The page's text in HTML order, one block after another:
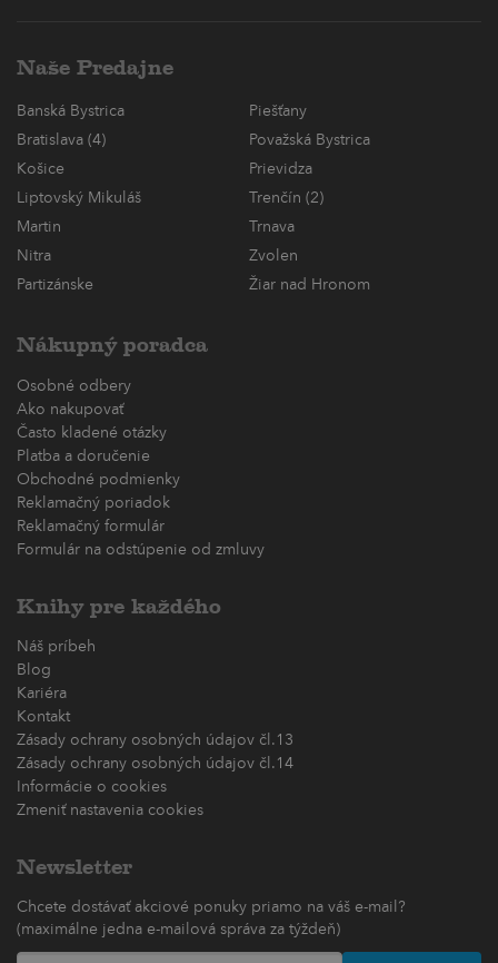
Naše Predajne
Banská Bystrica
Piešťany
Bratislava (4)
Považská Bystrica
Košice
Prievidza
Liptovský Mikuláš
Trenčín (2)
Martin
Trnava
Nitra
Zvolen
Partizánske
Žiar nad Hronom
Nákupný poradca
Osobné odbery
Ako nakupovať
Často kladené otázky
Platba a doručenie
Obchodné podmienky
Reklamačný poriadok
Reklamačný formulár
Formulár na odstúpenie od zmluvy
Knihy pre každého
Náš príbeh
Blog
Kariéra
Kontakt
Zásady ochrany osobných údajov čl.13
Zásady ochrany osobných údajov čl.14
Informácie o cookies
Zmeniť nastavenia cookies
Newsletter
Chcete dostávať akciové ponuky priamo na váš e-mail?
(maximálne jedna e-mailová správa za týždeň)